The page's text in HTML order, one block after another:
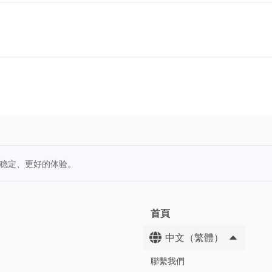
定、更好的体验。
首頁
中文（繁體）
聯繫我們